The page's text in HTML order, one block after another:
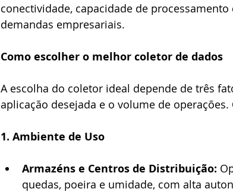
conectividade, capacidade de
demandas empresariais.
Como escolher o melhor coletor de dados
A escolha do coletor ideal depende de três
aplicação desejada e o volume de
1. Ambiente de Uso
Armazéns e Centros de Distribuição:
quedas, poeira e umidade, com alta